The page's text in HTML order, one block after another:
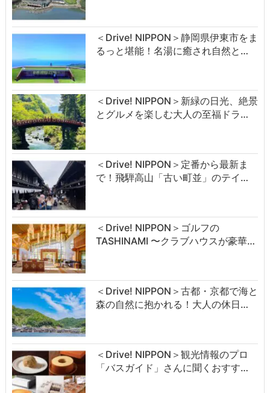
＜Drive! NIPPON＞静岡県伊東市をま
るっと堪能！名湯に癒され自然と…
＜Drive! NIPPON＞新緑の日光、絶景
とグルメを楽しむ大人の至福ドラ…
＜Drive! NIPPON＞定番から最新ま
で！飛騨高山「古い町並」のテイ…
＜Drive! NIPPON＞ゴルフの
TASHINAMI 〜クラブハウスが豪華…
＜Drive! NIPPON＞古都・京都で海と
森の自然に抱かれる！大人の休日…
＜Drive! NIPPON＞観光情報のプロ
「バスガイド」さんに聞くおすす…